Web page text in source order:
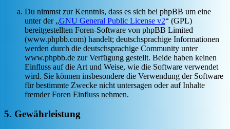
Du nimmst zur Kenntnis, dass es sich bei phpBB um eine
unter der „GNU General Public License v2“ (GPL)
bereitgestellten Foren-Software von phpBB Limited
(www.phpbb.com) handelt; deutschsprachige Informationen
werden durch die deutschsprachige Community unter
www.phpbb.de zur Verfügung gestellt. Beide haben keinen
Einfluss auf die Art und Weise, wie die Software verwendet
wird. Sie können insbesondere die Verwendung der Software
für bestimmte Zwecke nicht untersagen oder auf Inhalte
fremder Foren Einfluss nehmen.
5. Gewährleistung